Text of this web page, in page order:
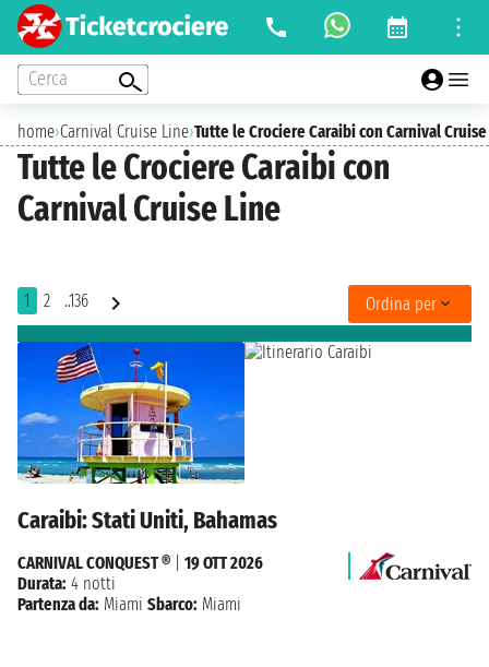
Cerca
home›Carnival Cruise Line›Tutte le Crociere Caraibi con Carnival
Tutte le Crociere Caraibi con
Carnival Cruise Line
1 2 ..136 Ordina per
Caraibi: Stati Uniti, Bahamas
CARNIVAL CONQUEST ®
19 OTT 2026
Durata: 4 notti
Partenza da: Miami Sbarco: Miami